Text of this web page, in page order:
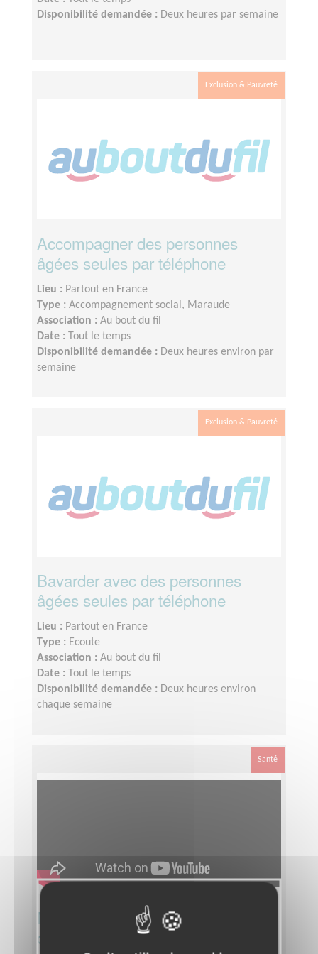
Disponibilité demandée : Deux heures par semaine
Exclusion & Pauvreté
Accompagner des personnes
âgées seules par téléphone
Lieu : Partout en France
Type : Accompagnement social, Maraude
Association : Au bout du fil
Date :
Tout le temps
Disponibilité demandée : Deux heures environ par
semaine
Exclusion & Pauvreté
Bavarder avec des personnes
âgées seules par téléphone
Lieu : Partout en France
Type : Ecoute
Association : Au bout du fil
Date :
Tout le temps
Disponibilité demandée : Deux heures environ
chaque semaine
Santé
Monter des vidéos mobilité
destinées à nos bénéficiaires d'une